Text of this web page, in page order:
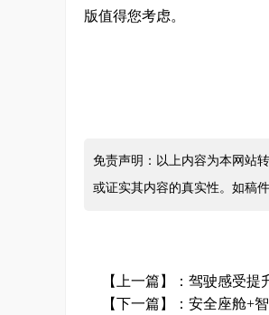
版值得您考虑。
免责声明：以上内容为本网站
或证实其内容的真实性。如稿
【上一篇】： 驾驶感受提
【下一篇】： 安全座舱+